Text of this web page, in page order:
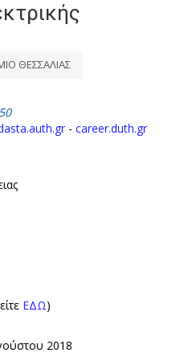
ΘΕΣΣΑΛΙΑΣ
- career.duth.gr
ΕΔΩ)
2018